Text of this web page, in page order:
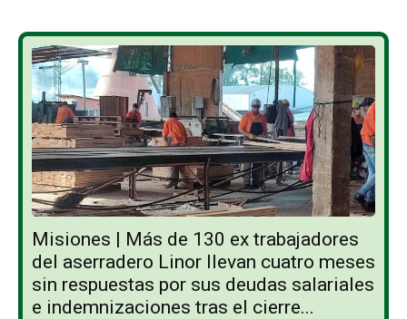
Misiones | Más de 130 ex trabajadores
del aserradero Linor llevan cuatro meses
sin respuestas por sus deudas salariales
e indemnizaciones tras el cierre...